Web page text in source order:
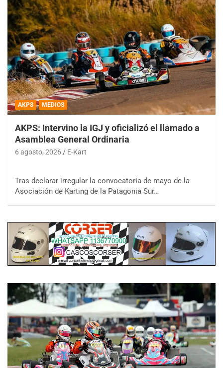
AKPS MEDIOS
AKPS: Intervino la IGJ y oficializó el llamado a
Asamblea General Ordinaria
6 agosto, 2026 E-Kart
Tras declarar irregular la convocatoria de mayo de la
Asociación de Karting de la Patagonia Sur…